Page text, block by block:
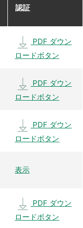
認証
PDF ダウン
ロードボタン
PDF ダウン
ロードボタン
PDF ダウン
ロードボタン
表示
PDF ダウン
ロードボタン